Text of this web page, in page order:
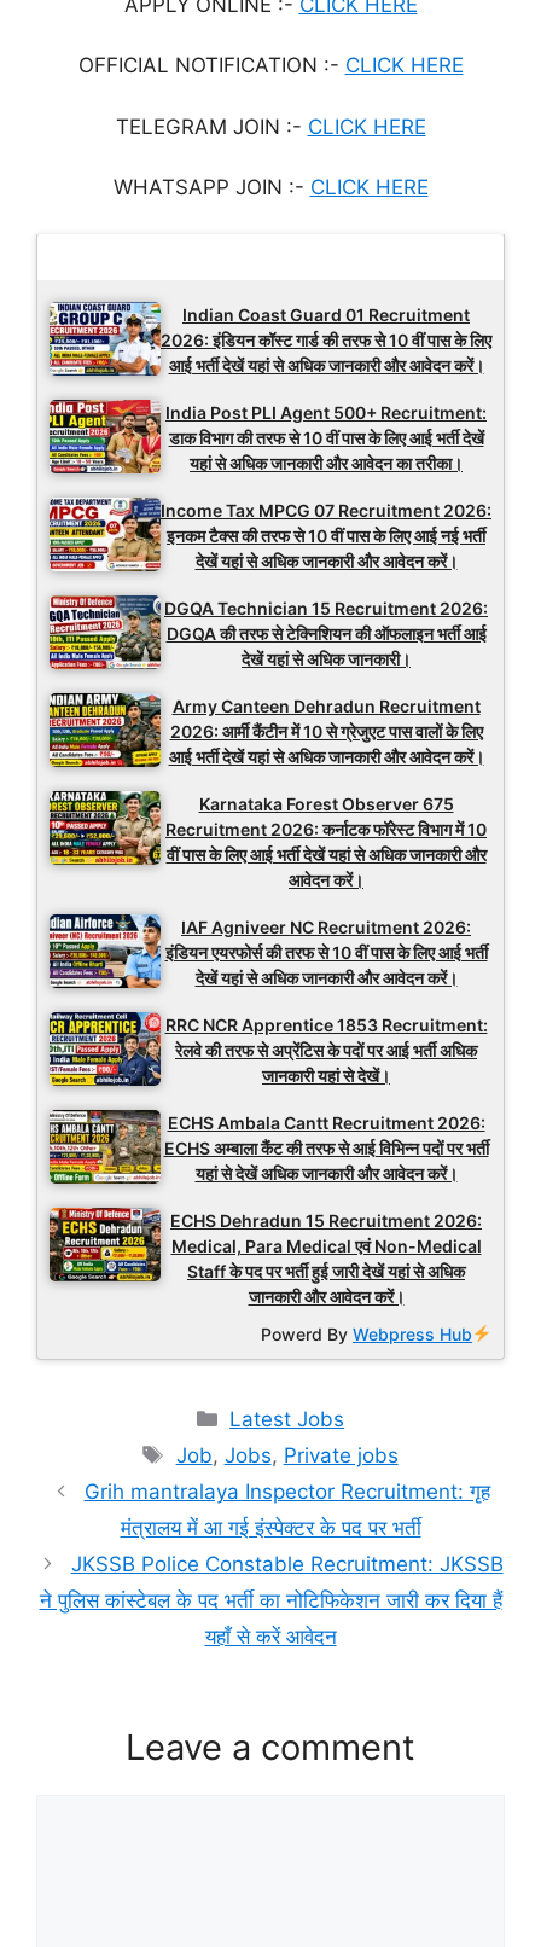
OFFICIAL NOTIFICATION :- CLICK HERE
TELEGRAM JOIN :- CLICK HERE
WHATSAPP JOIN :- CLICK HERE
Indian Coast Guard 01 Recruitment
2026: इंडियन कॉस्ट गार्ड की तरफ से 10 वीं पास के लिए
आई भर्ती देखें यहां से अधिक जानकारी और आवेदन करें।
India Post PLI Agent 500+ Recruitment:
डाक विभाग की तरफ से 10 वीं पास के लिए आई भर्ती देखें
यहां से अधिक जानकारी और आवेदन का तरीका।
Income Tax MPCG 07 Recruitment 2026:
इनकम टैक्स की तरफ से 10 वीं पास के लिए आई नई भर्ती
देखें यहां से अधिक जानकारी और आवेदन करें।
DGQA Technician 15 Recruitment 2026:
DGQA की तरफ से टेक्निशियन की ऑफलाइन भर्ती आई
देखें यहां से अधिक जानकारी।
Army Canteen Dehradun Recruitment
2026: आर्मी कैंटीन में 10 से ग्रेजुएट पास वालों के लिए
आई भर्ती देखें यहां से अधिक जानकारी और आवेदन करें।
Karnataka Forest Observer 675
Recruitment 2026: कर्नाटक फॉरेस्ट विभाग में 10
वीं पास के लिए आई भर्ती देखें यहां से अधिक जानकारी और
आवेदन करें।
IAF Agniveer NC Recruitment 2026:
इंडियन एयरफोर्स की तरफ से 10 वीं पास के लिए आई भर्ती
देखें यहां से अधिक जानकारी और आवेदन करें।
RRC NCR Apprentice 1853 Recruitment:
रेलवे की तरफ से अप्रेंटिस के पदों पर आई भर्ती अधिक
जानकारी यहां से देखें।
ECHS Ambala Cantt Recruitment 2026:
ECHS अम्बाला कैंट की तरफ से आई विभिन्न पदों पर भर्ती
यहां से देखें अधिक जानकारी और आवेदन करें।
ECHS Dehradun 15 Recruitment 2026:
Medical, Para Medical एवं Non-Medical
Staff के पद पर भर्ती हुई जारी देखें यहां से अधिक
जानकारी और आवेदन करें।
Powerd ByWebpress Hub
Categories
Latest Jobs
Tags
Job, Jobs, Private jobs
Grih mantralaya Inspector Recruitment: गृह
मंत्रालय में आ गई इंस्पेक्टर के पद पर भर्ती
JKSSB Police Constable Recruitment: JKSSB
ने पुलिस कांस्टेबल के पद भर्ती का नोटिफिकेशन जारी कर दिया हैं
यहाँ से करें आवेदन
Leave a comment